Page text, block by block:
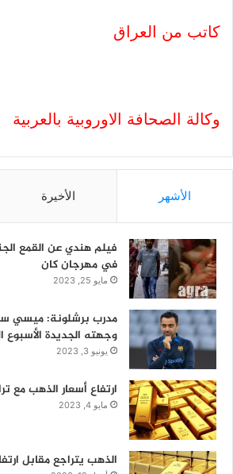
كاتب من العراق
وكالة الصحافة الاوروبية بالعربية
الأشهر الأخيرة
فيلم هندي عن القمع
في مهرجان كان
مايو 25, 2023
مدرب برشلونة: ميسي
وجهته الجديدة الأسبوع
يونيو 3, 2023
ارتفاع أسعار الذهب مع
مايو 4, 2023
الذهب يتراجع مقابل